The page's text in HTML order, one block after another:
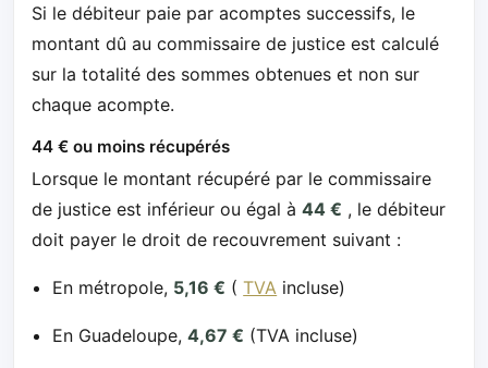
Si le débiteur paie par acomptes successifs, le
montant dû au commissaire de justice est calculé
sur la totalité des sommes obtenues et non sur
chaque acompte.
44 € ou moins récupérés
Lorsque le montant récupéré par le commissaire
de justice est inférieur ou égal à 44 € , le débiteur
doit payer le droit de recouvrement suivant :
En métropole, 5,16 € (TVA incluse)
En Guadeloupe,4,67 € (TVA incluse)